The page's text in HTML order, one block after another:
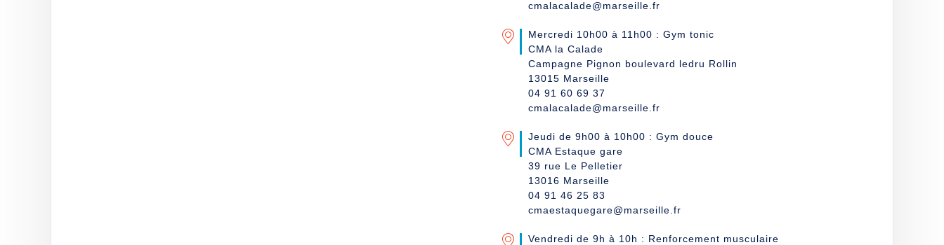
cmalacalade@marseille.fr
Mercredi 10h00 à 11h00 : Gym tonic
CMA la Calade
Campagne Pignon boulevard ledru Rollin
13015 Marseille
04 91 60 69 37
cmalacalade@marseille.fr
Jeudi de 9h00 à 10h00 : Gym douce
CMA Estaque gare
39 rue Le Pelletier
13016 Marseille
04 91 46 25 83
cmaestaquegare@marseille.fr
Vendredi de 9h à 10h : Renforcement musculaire